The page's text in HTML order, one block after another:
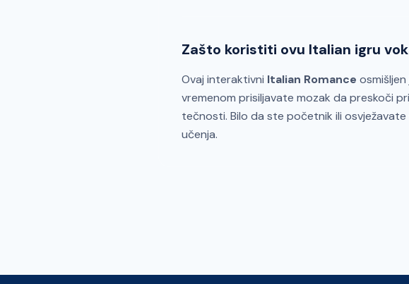
Zašto koristiti ovu Italian igru
Ovaj interaktivni Italian Romance
vremenom prisiljavate mozak da preskoči
tečnosti. Bilo da ste početnik ili
učenja.